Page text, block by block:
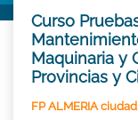
Curso
Maquinaria y
Provincias y
FP ALMERIA ciudad